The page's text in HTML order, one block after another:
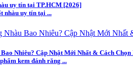
uy tín tại TP.HCM [2026]
nhàu uy tín tại ...
Nhiêu? Cập Nhật Mới Nhất & Cách
kem đánh răng ...